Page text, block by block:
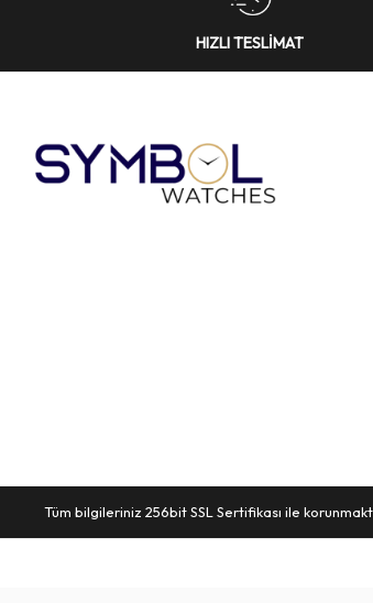
HIZLI TESLİMAT
Tüm bilgileriniz 256bit SSL Sertifikası ile